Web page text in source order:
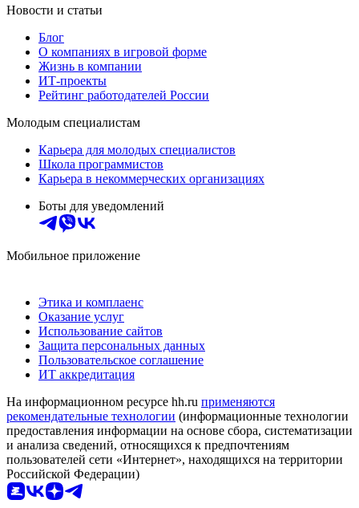
Новости и статьи
Блог
О компаниях в игровой форме
Жизнь в компании
ИТ-проекты
Рейтинг работодателей России
Молодым специалистам
Карьера для молодых специалистов
Школа программистов
Карьера в некоммерческих организациях
Боты для уведомлений
Мобильное приложение
Этика и комплаенс
Оказание услуг
Использование сайтов
Защита персональных данных
Пользовательское соглашение
ИТ аккредитация
На информационном ресурсе hh.ru применяются
рекомендательные технологии (информационные технологии
предоставления информации на основе сбора, систематизации
и анализа сведений, относящихся к предпочтениям
пользователей сети «Интернет», находящихся на территории
Российской Федерации)